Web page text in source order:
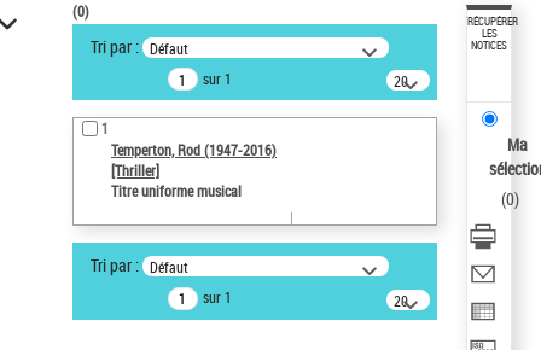
VOTRE RECHERCHE
Recherche avancée dans les
notices d’autorité
Œuvres liées à l'auteur :
Temperton, Rod (1947-2016)
Type de notice d'autorité
Type de notice d'autorité
(0)
Tri par : Défaut
sur 1
20
résultats/page
1
Temperton, Rod (1947-2016)
[Thriller]
Titre uniforme musical
Tri par : Défaut
sur 1
20
résultats/page
RÉCUPÉRER
LES
NOTICES
Ma
(0)